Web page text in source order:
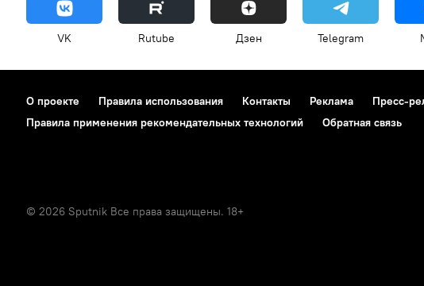
VK Rutube Дзен Telegram
О проекте Правила использования Контакты Реклама Пресс-
Правила применения рекомендательных технологий
Обратная связь
© 2026 Sputnik Все права защищены. 18+